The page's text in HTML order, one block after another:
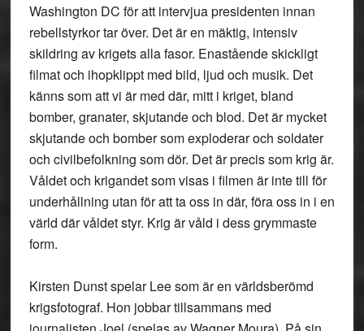
Washington DC för att intervjua presidenten innan
rebellstyrkor tar över. Det är en mäktig, intensiv
skildring av krigets alla fasor. Enastående skickligt
filmat och ihopklippt med bild, ljud och musik. Det
känns som att vi är med där, mitt i kriget, bland
bomber, granater, skjutande och blod. Det är mycket
skjutande och bomber som exploderar och soldater
och civilbefolkning som dör. Det är precis som krig är.
Våldet och krigandet som visas i filmen är inte till för
underhållning utan för att ta oss in där, föra oss in i en
värld där våldet styr. Krig är våld i dess grymmaste
form.
Kirsten Dunst spelar Lee som är en världsberömd
krigsfotograf. Hon jobbar tillsammans med